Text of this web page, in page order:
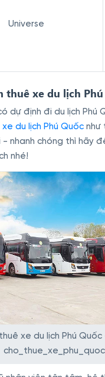
Universe
thuê xe du lịch Phú
dự định đi du lịch Phú
du lịch Phú Quốc như
nhanh chóng thì hãy
nhé!
xe du lịch Phú Quốc
cho_thue_xe_phu_quoc